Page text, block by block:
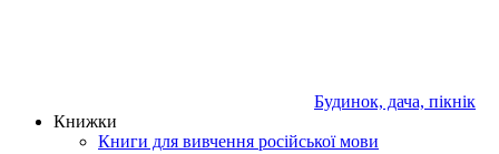
Будинок, дача, пікнік
Книжки
Книги для вивчення російської мови